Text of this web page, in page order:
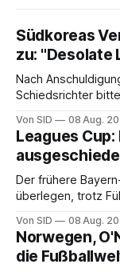
Südkoreas
zu: "Desolate
Nach
Schiedsrichter
Von SID 08 Aug.
Leagues
Der frühere
überlegen, trotz
Von SID 08 Aug.
Norwegen,
die